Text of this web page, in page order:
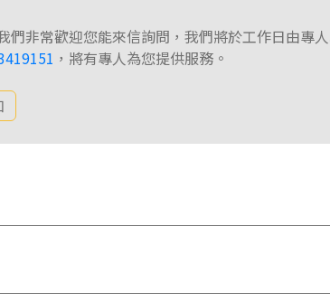
會展快訊
非常歡迎您能來信詢問，我們將於工作日由專
，將有專人為您提供服務。